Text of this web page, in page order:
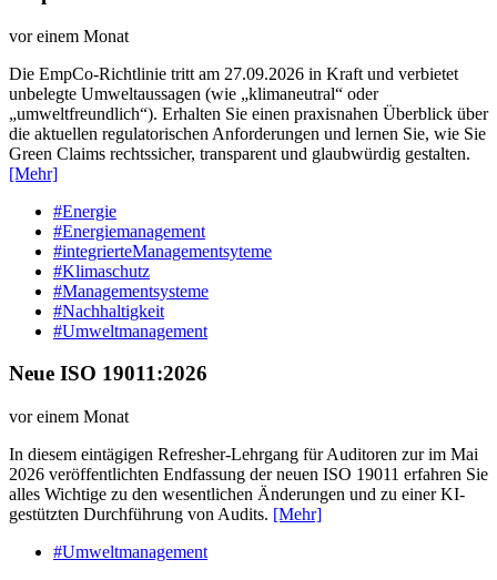
vor einem Monat
Die EmpCo-Richtlinie tritt am 27.09.2026 in Kraft und verbietet
unbelegte Umweltaussagen (wie „klimaneutral“ oder
„umweltfreundlich“). Erhalten Sie einen praxisnahen Überblick über
die aktuellen regulatorischen Anforderungen und lernen Sie, wie Sie
Green Claims rechtssicher, transparent und glaubwürdig gestalten.
[Mehr]
#Energie
#Energiemanagement
#integrierteManagementsyteme
#Klimaschutz
#Managementsysteme
#Nachhaltigkeit
#Umweltmanagement
Neue ISO 19011:2026
vor einem Monat
In diesem eintägigen Refresher-Lehrgang für Auditoren zur im Mai
2026 veröffentlichten Endfassung der neuen ISO 19011 erfahren Sie
alles Wichtige zu den wesentlichen Änderungen und zu einer KI-
gestützten Durchführung von Audits. [Mehr]
#Umweltmanagement